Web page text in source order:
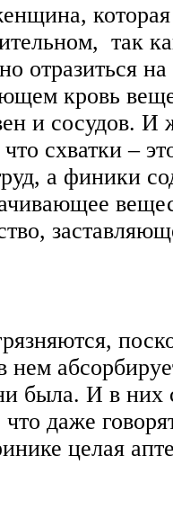
которая
так
отразиться
кровь
и сосудов.
схватки –
а финики
нем
была. И в них
даже
целая